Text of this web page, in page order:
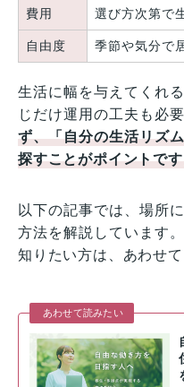
費用 選び方次第で
自由度 季節や気分で
生活に幅を与えてくれ
じだけ運用の工夫も必
ず、「自分の生活リズ
探すことがポイントです
以下の記事では、場所
方法を解説しています
知りたい方は、あわせて
あわせて読みたい